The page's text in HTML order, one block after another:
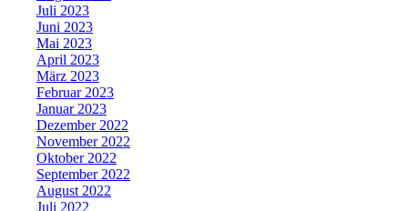
Juli 2023
Juni 2023
Mai 2023
April 2023
März 2023
Februar 2023
Januar 2023
Dezember 2022
November 2022
Oktober 2022
September 2022
August 2022
Juli 2022